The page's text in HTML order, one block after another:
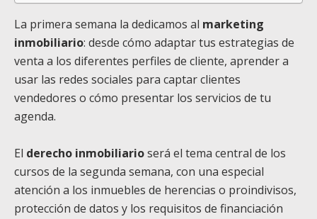
La primera semana la dedicamos al marketing
inmobiliario: desde cómo adaptar tus estrategias de
venta a los diferentes perfiles de cliente, aprender a
usar las redes sociales para captar clientes
vendedores o cómo presentar los servicios de tu
agenda.
El derecho inmobiliarioserá el tema central de los
cursos de la segunda semana, con una especial
atención a los inmuebles de herencias o proindivisos,
protección de datos y los requisitos de financiación